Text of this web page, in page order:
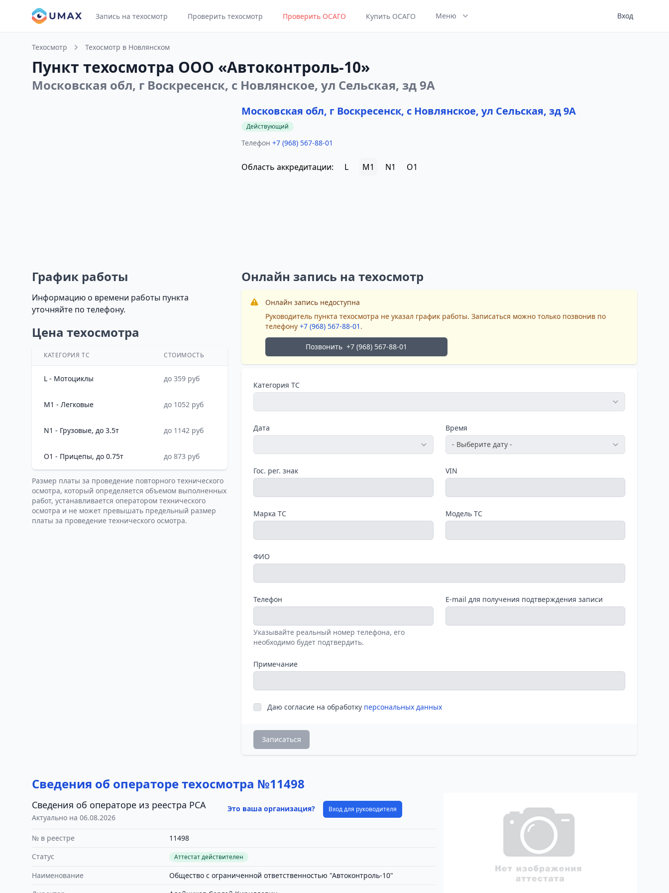
Запись на техосмотр Проверить техосмотр Проверить ОСАГО Купить ОСАГО Меню Вход
Техосмотр Техосмотр в Новлянском
Пункт техосмотра ООО «Автоконтроль-10»
Московская обл, г Воскресенск, с Новлянское, ул Сельская, зд 9А
Московская обл, г Воскресенск, с Новлянское, ул Сельская, зд 9А
Действующий
Телефон +7 (968) 567-88-01
Область аккредитации: L M1 N1 O1
График работы
Информацию о времени работы пункта
уточняйте по телефону.
Цена техосмотра
КАТЕГОРИЯ ТС СТОИМОСТЬ
L - Мотоциклы до 359 руб
M1 - Легковые до 1052 руб
N1 - Грузовые, до 3.5т до 1142 руб
O1 - Прицепы, до 0.75т до 873 руб
Размер платы за проведение повторного технического
осмотра, который определяется объемом выполненных
работ, устанавливается оператором технического
осмотра и не может превышать предельный размер
платы за проведение технического осмотра.
Онлайн запись на техосмотр
Онлайн запись недоступна
Руководитель пункта техосмотра не указал график работы. Записаться можно только позвонив по
телефону+7 (968) 567-88-01 .
Позвонить +7 (968) 567-88-01
Категория ТС
Дата Время
Гос. рег. знак VIN
Марка ТС Модель ТС
ФИО
Телефон
Указывайте реальный номер телефона, его
необходимо будет подтвердить.
E-mail для получения подтверждения записи
Примечание
Даю согласие на обработку персональных данных
Записаться
Сведения об операторе техосмотра №11498
Сведения об операторе из реестра РСА
Актуально на 06.08.2026
Это ваша организация? Вход для руководителя
№ в реестре
11498
Статус
Аттестат действителен
Наименование
Общество с ограниченной ответственностью "Автоконтроль-10"